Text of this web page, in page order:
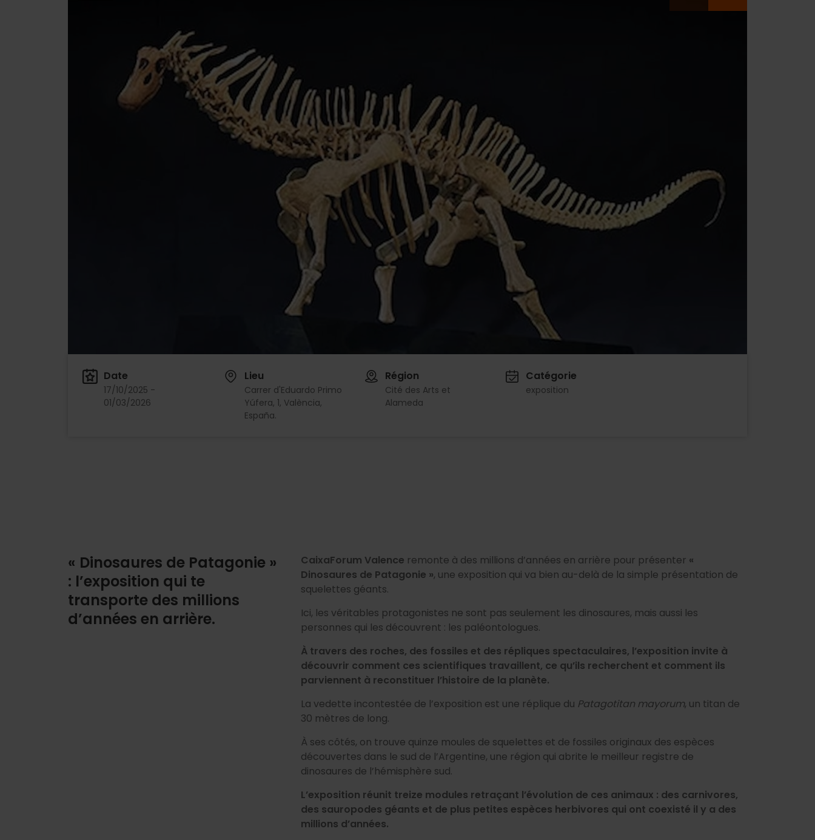
Date
17/10/2025 -
01/03/2026
Lieu
Carrer d'Eduardo Primo
Yúfera, 1, València,
España.
Région
Cité des Arts et
Alameda
Catégorie
exposition
« Dinosaures de Patagonie »
: l’exposition qui te
transporte des millions
d’années en arrière.
CaixaForum Valence remonte à des millions d’années en arrière pour présenter «
Dinosaures de Patagonie », une exposition qui va bien au-delà de la simple présentation de
squelettes géants.
Ici, les véritables protagonistes ne sont pas seulement les dinosaures, mais aussi les
personnes qui les découvrent : les paléontologues.
À travers des roches, des fossiles et des répliques spectaculaires, l’exposition invite à
découvrir comment ces scientifiques travaillent, ce qu’ils recherchent et comment ils
parviennent à reconstituer l’histoire de la planète.
La vedette incontestée de l’exposition est une réplique du Patagotitan mayorum, un titan de
30 mètres de long.
À ses côtés, on trouve quinze moules de squelettes et de fossiles originaux des espèces
découvertes dans le sud de l’Argentine, une région qui abrite le meilleur registre de
dinosaures de l’hémisphère sud.
L’exposition réunit treize modules retraçant l’évolution de ces animaux : des carnivores,
des sauropodes géants et de plus petites espèces herbivores qui ont coexisté il y a des
millions d’années.